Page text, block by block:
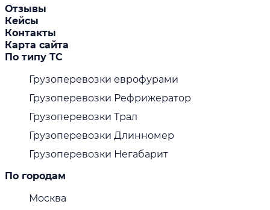
Отзывы
Кейсы
Контакты
Карта сайта
По типу ТС
Грузоперевозки еврофурами
Грузоперевозки Рефрижератор
Грузоперевозки Трал
Грузоперевозки Длинномер
Грузоперевозки Негабарит
По городам
Москва